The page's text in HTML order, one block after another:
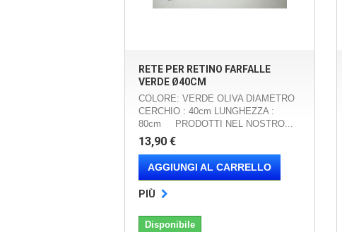
RETE PER RETINO FARFALLE
VERDE Ø40CM
COLORE: VERDE OLIVA DIAMETRO
CERCHIO : 40cm LUNGHEZZA :
80cm PRODOTTI NEL NOSTRO...
13,90 €
AGGIUNGI AL CARRELLO
PIÙ
Disponibile